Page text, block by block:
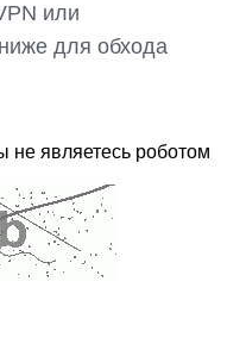
или
для обхода
не являетесь роботом